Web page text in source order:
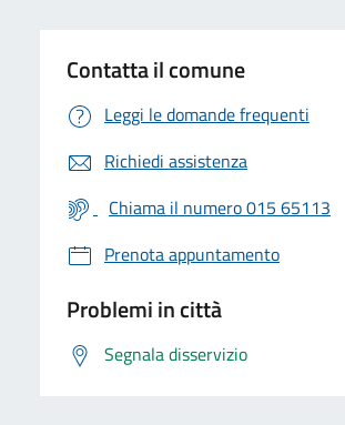
Contatta il comune
Leggi le domande frequenti
Richiedi assistenza
Chiama il numero 015 65113
Prenota appuntamento
Problemi in città
Segnala disservizio